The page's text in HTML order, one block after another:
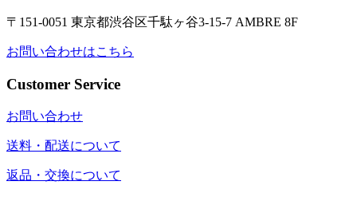
〒151-0051 東京都渋谷区千駄ヶ谷3-15-7 AMBRE 8F
お問い合わせはこちら
Customer Service
お問い合わせ
送料・配送について
返品・交換について